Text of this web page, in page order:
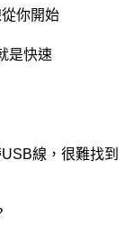
你開始
是快速
線，很難找到